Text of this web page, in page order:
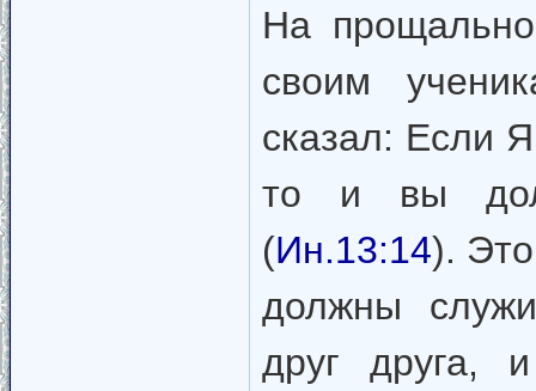
На
своим
сказал: Если
то и вы
(Ин.13:14).
должны
друг друга,